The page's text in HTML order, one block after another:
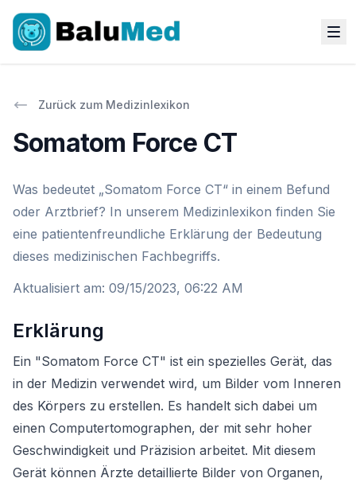
Zurück zum Medizinlexikon
Somatom Force CT
Was bedeutet „Somatom Force CT“ in einem Befund
oder Arztbrief? In unserem Medizinlexikon finden Sie
eine patientenfreundliche Erklärung der Bedeutung
dieses medizinischen Fachbegriffs.
Aktualisiert am: 09/15/2023, 06:22 AM
Erklärung
Ein "Somatom Force CT" ist ein spezielles Gerät, das
in der Medizin verwendet wird, um Bilder vom Inneren
des Körpers zu erstellen. Es handelt sich dabei um
einen Computertomographen, der mit sehr hoher
Geschwindigkeit und Präzision arbeitet. Mit diesem
Gerät können Ärzte detaillierte Bilder von Organen,